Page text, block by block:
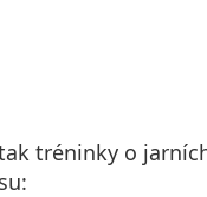
tréninky o